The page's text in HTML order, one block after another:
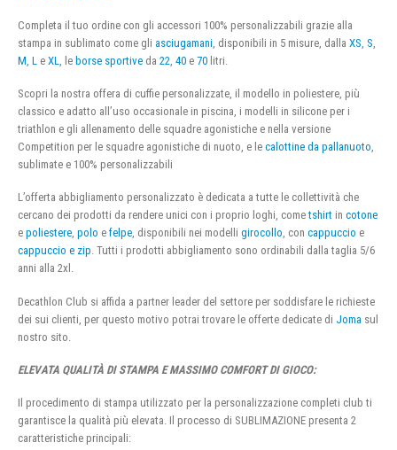
Completa il tuo ordine con gli accessori 100% personalizzabili grazie alla
stampa in sublimato come gli asciugamani , disponibili in 5 misure, dalla XS S
M L e XL , le borse sportive da 22 40 e 70 litri.
Scopri la nostra offera di cuffie personalizzate, il modello in poliestere, più
classico e adatto all’uso occasionale in piscina, i modelli in silicone per i
triathlon e gli allenamento delle squadre agonistiche e nella versione
Competition per le squadre agonistiche di nuoto, e le calottine da pallanuoto,
sublimate e 100% personalizzabili
L’offerta abbigliamento personalizzato è dedicata a tutte le collettività che
cercano dei prodotti da rendere unici con i proprio loghi, cometshirt in cotone
e poliestere, polo e felpe, disponibili nei modelli girocollo, con cappuccio e
cappuccio e zip. Tutti i prodotti abbigliamento sono ordinabili dalla taglia 5/6
anni alla 2xl.
Decathlon Club si affida a partner leader del settore per soddisfare le richieste
dei sui clienti, per questo motivo potrai trovare le offerte dedicate di Joma sul
nostro sito.
ELEVATA QUALITÀ DI STAMPA E MASSIMO COMFORT DI GIOCO:
Il procedimento di stampa utilizzato per la personalizzazione completi club ti
garantisce la qualità più elevata. Il processo di SUBLIMAZIONE presenta 2
caratteristiche principali: